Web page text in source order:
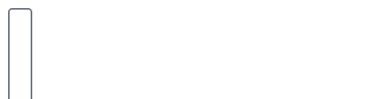
Решение тестов
Университета СИНЕРГИЯ, МТИ, МОИ и МОСАП
Узнай стоимость - это бесплатно! ЖМИ